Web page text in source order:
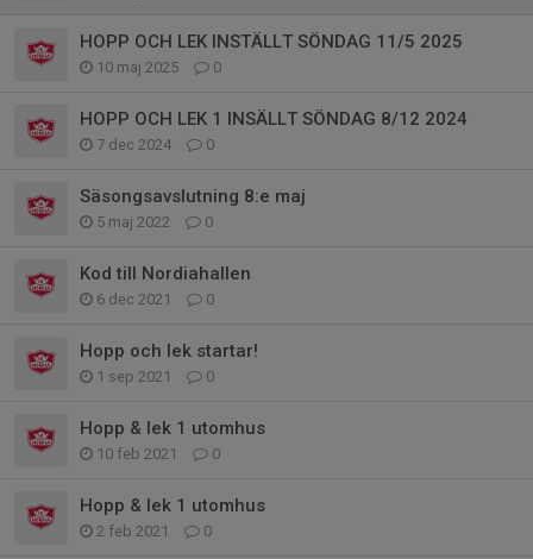
HOPP OCH LEK INSTÄLLT SÖNDAG 11/5 2025
10 maj 2025 0
HOPP OCH LEK 1 INSÄLLT SÖNDAG 8/12 2024
7 dec 2024 0
Säsongsavslutning 8:e maj
5 maj 2022 0
Kod till Nordiahallen
6 dec 2021 0
Hopp och lek startar!
1 sep 2021 0
Hopp & lek 1 utomhus
10 feb 2021 0
Hopp & lek 1 utomhus
2 feb 2021 0